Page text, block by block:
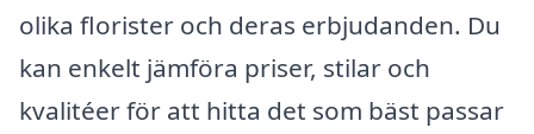
olika florister och deras erbjudanden. Du
kan enkelt jämföra priser, stilar och
kvalitéer för att hitta det som bäst passar